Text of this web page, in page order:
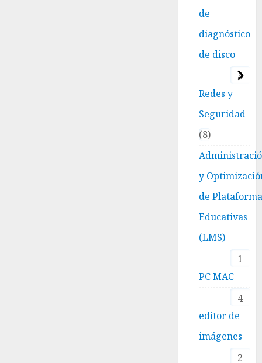
de
diagnóstico
de disco
4
Redes y
Seguridad
8
y
de
Educativas
(LMS)
1
PC MAC
4
editor de
imágenes
2